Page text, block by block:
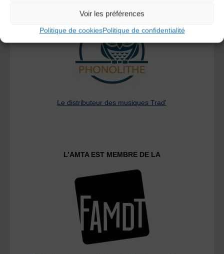
Voir les préférences
Politique de cookiesPolitique de confidentialité
Le distributeur des musiques Trad'
L’AMTA EST MEMBRE DE LA